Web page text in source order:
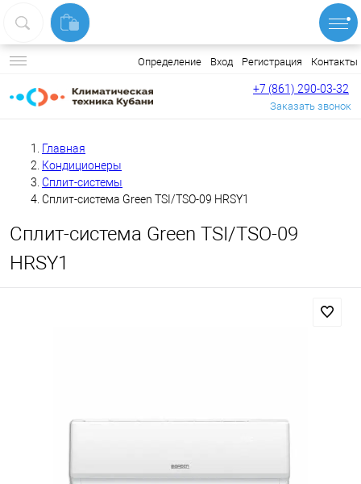
Определение Вход Регистрация Контакты
+7 (861) 290-03-32
Заказать звонок
Главная
Кондиционеры
Сплит-системы
Сплит-система Green TSI/TSO-09 HRSY1
Сплит-система Green TSI/TSO-09
HRSY1